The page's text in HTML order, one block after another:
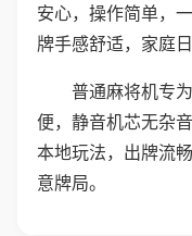
安心，操作简单，
牌手感舒适，家庭
普通麻将机专
便，静音机芯无杂
本地玩法，出牌流
意牌局。